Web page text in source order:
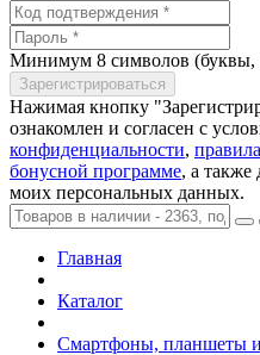
Минимум 8 символов (буквы,
Нажимая кнопку
ознакомлен и согласен с
конфиденциальности,
бонусной программе, а также
моих персональных данных.
Главная
Каталог
Смартфоны, планшеты